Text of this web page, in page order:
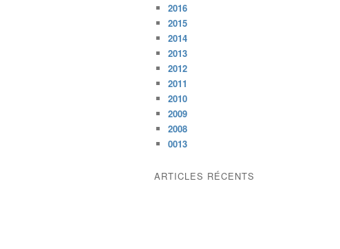
2016
2015
2014
2013
2012
2011
2010
2009
2008
0013
ARTICLES RÉCENTS